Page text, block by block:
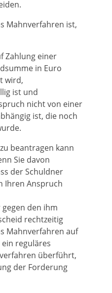
Mahnverfahren ist,
Zahlung einer
in Euro
wird,
ist und
nicht von einer
ist, die noch
beantragen kann
Sie davon
der Schuldner
Ihren Anspruch
den ihm
rechtzeitig
Mahnverfahren auf
reguläres
überführt,
der Forderung